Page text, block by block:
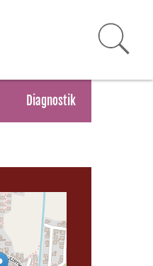
Diagnostik